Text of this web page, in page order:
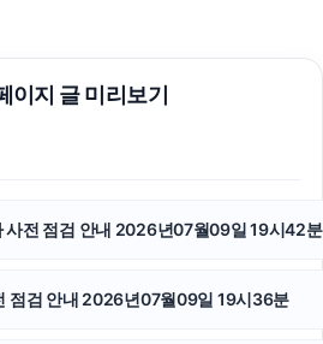
용인형사변호사
수원변호사
이지 글 미리보기
사전 점검 안내 2026년07월09일 19시42분
점검 안내 2026년07월09일 19시36분